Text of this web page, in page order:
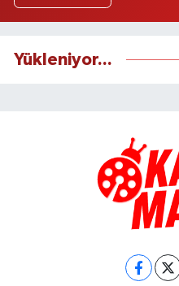
Yükleniyor...